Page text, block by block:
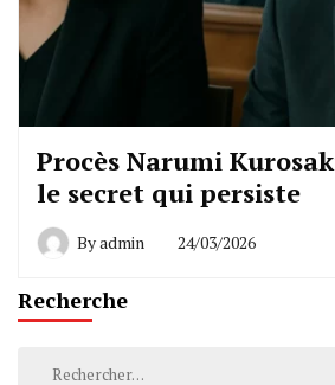
Procès Narumi
le secret qui persiste
Byadmin 24/03/2026
Recherche
Rechercher :